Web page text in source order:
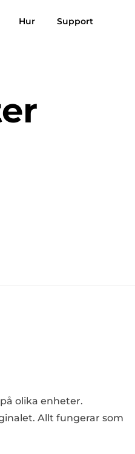
Hur Support
olika enheter.
Allt fungerar som